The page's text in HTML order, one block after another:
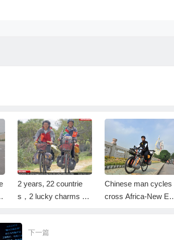
2 years, 22 countrie
s，2 lucky charms an
Chinese man cycles a
cross Africa-New Era-
下一篇